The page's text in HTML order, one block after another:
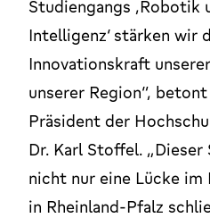
Studiengangs ‚Robotik
Intelligenz‘ stärken wir
Innovationskraft
unserer Region“,
Präsident der
Dr. Karl Stoffel.
nicht nur eine Lücke
in Rheinland-Pfalz